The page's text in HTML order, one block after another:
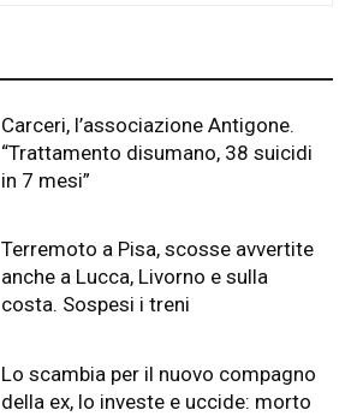
Carceri, l’associazione Antigone.
“Trattamento disumano, 38 suicidi
in 7 mesi”
Terremoto a Pisa, scosse avvertite
anche a Lucca, Livorno e sulla
costa. Sospesi i treni
Lo scambia per il nuovo compagno
della ex, lo investe e uccide: morto